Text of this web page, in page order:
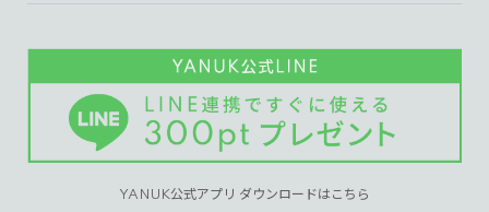
YANUK公式アプリ ダウンロードはこちら